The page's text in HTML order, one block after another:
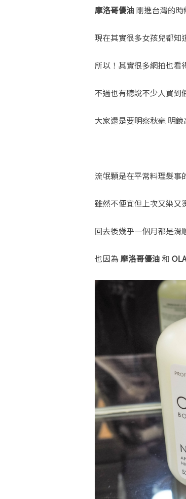
摩洛哥優油 剛進台灣的
現在其實很多女孩兒都知
所以！其實很多網拍也看
不過也有聽說不少人買到
大家還是要明察秋毫 明鏡
流氓顆是在平常料理髮事
雖然不便宜但上次又染又
回去後幾乎一個月都是滑
也因為摩洛哥優油和